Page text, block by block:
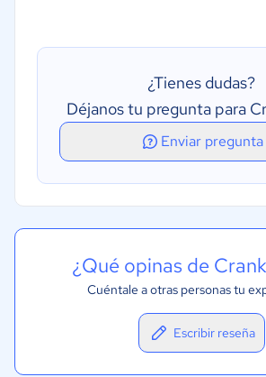
¿Tienes dudas?
Déjanos tu pregunta para
Enviar pregunta
¿Qué opinas de
Cuéntale a otras personas tu
Escribir reseña